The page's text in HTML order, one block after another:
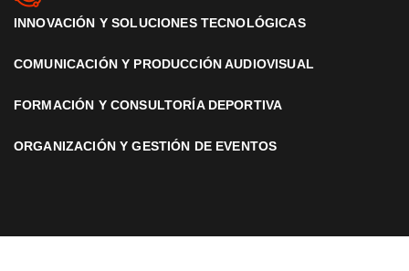
INNOVACIÓN Y SOLUCIONES TECNOLÓGICAS
COMUNICACIÓN Y PRODUCCIÓN AUDIOVISUAL
FORMACIÓN Y CONSULTORÍA DEPORTIVA
ORGANIZACIÓN Y GESTIÓN DE EVENTOS